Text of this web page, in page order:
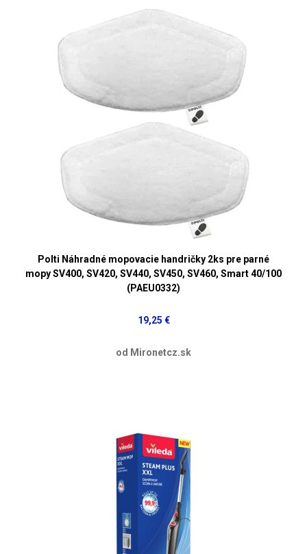
Polti Náhradné mopovacie handričky 2ks pre parné
mopy SV400, SV420, SV440, SV450, SV460, Smart 40/100
(PAEU0332)
19,25 €
od Mironetcz.sk